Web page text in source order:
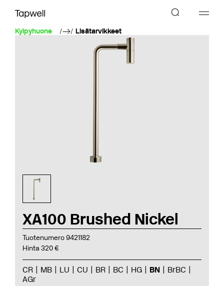
Kylpyhuone Lisätarvikkeet
XA100 Brushed Nickel
Tuotenumero 9421182
Hinta 320 €
CR MB LU CU BR BC HG BN
BrBC
AGr